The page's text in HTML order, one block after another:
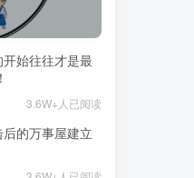
始往往才是最
3.6W+人已阅读
的万事屋建立